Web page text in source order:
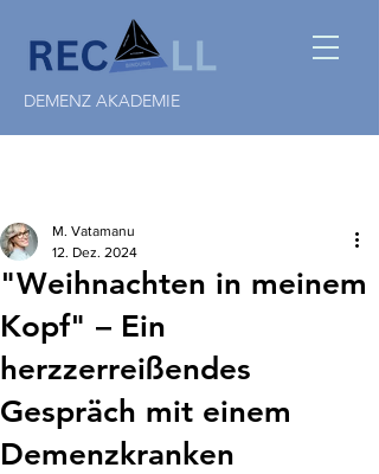
DEMENZ AKADEMIE
"Weihnachten in meinem
Kopf" – Ein
herzzerreißendes
Gespräch mit einem
Demenzkranken
M. Vatamanu
12. Dez. 2024